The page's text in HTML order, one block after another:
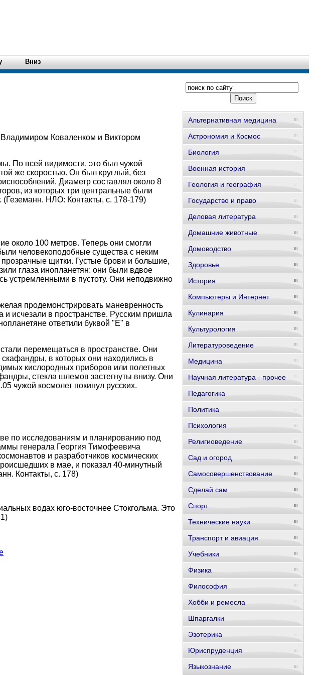
Вниз
Коваленком и Виктором
По всей видимости, это был чужой
же скоростью. Он был круглый, без
Диаметр составлял около 8
из которых три центральные были
(Геземанн. НЛО: Контакты, с. 178-179)
около 100 метров. Теперь они смогли
человекоподобные существа с неким
щитки. Густые брови и большие,
глаза инопланетян: они были вдвое
устремленными в пустоту. Они неподвижно
продемонстрировать маневренность
исчезали в пространстве. Русским пришла
ответили буквой "Е" в
перемещаться в пространстве. Они
в которых они находились в
кислородных приборов или полетных
стекла шлемов застегнуты внизу. Они
чужой космолет покинул русских.
по исследованиям и планированию под
генерала Георгия Тимофеевича
и разработчиков космических
в мае, и показал 40-минутный
Контакты, с. 178)
водах юго-восточнее Стокгольма. Это
Альтернативная медицина
Астрономия и Космос
Биология
Военная история
Геология и география
Государство и право
Деловая литература
Домашние животные
Домоводство
Здоровье
История
Компьютеры и Интернет
Кулинария
Культурология
Литературоведение
Медицина
Научная литература - прочее
Педагогика
Политика
Психология
Религиоведение
Сад и огород
Самосовершенствование
Сделай сам
Спорт
Технические науки
Транспорт и авиация
Учебники
Физика
Философия
Хобби и ремесла
Шпаргалки
Эзотерика
Юриспруденция
Языкознание